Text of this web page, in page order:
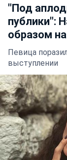
"Под
публики":
образом
Певица
выступлении